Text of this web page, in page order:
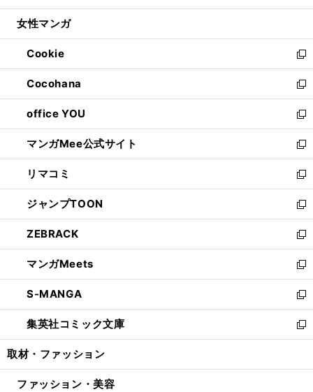
開
ウ
開
く
ン
ウ
で
開
く
ウ
ン
ド
ウ
で
開
く
し
ウ
ィ
ン
ド
ウ
で
開
く
女性マンガ
Cookie
新
し
い
ウ
ィ
ン
ド
ウ
で
開
く
Cocohana
新
し
い
ウ
ィ
ン
ド
ウ
で
開
く
office YOU
新
し
い
ウ
ィ
ン
ド
ウ
で
開
く
マンガMee公式サイト
新
し
い
ウ
ィ
ン
ド
ウ
で
開
く
リマコミ
新
し
い
ウ
ィ
ン
ド
ウ
で
開
く
ジャンプTOON
新
し
い
ウ
ィ
ン
ド
ウ
で
開
ZEBRACK
新
し
い
ウ
ィ
ン
ド
ウ
開
マンガMeets
新
し
い
ウ
ィ
ン
ウ
S-MANGA
新
し
い
ウ
ン
集英社コミック文庫
新
し
ウ
取材・ファッション
ファッション・美容